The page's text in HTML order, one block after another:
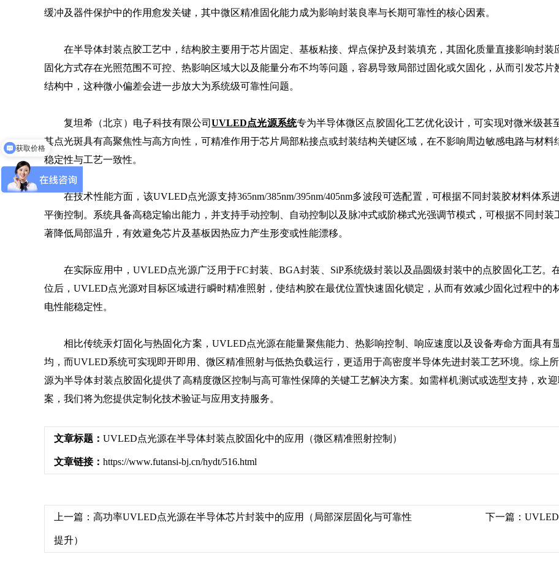
缓冲及器件保护中的作用愈发关键，其中微区精准固化能力成为影响封装良率与长期可靠性的核心因素。
在半导体封装点胶工艺中，结构胶主要用于芯片固定、基板粘接、焊点保护及封装填充，其固化质量直接影响封
固化方式存在光照范围不可控、热影响区域大以及能量分布不均等问题，容易导致局部过固化或欠固化，从而引发芯
结构中，这种微小偏差会进一步放大为系统级可靠性问题。
复坦希（北京）电子科技有限公司UVLED点光源系统专为半导体微区点胶固化工艺优化设计，可实现对微米级甚
其点光斑具有高聚焦性与高方向性，可精准作用于芯片局部粘接点或封装结构关键区域，在不影响周边敏感电路与材
稳定性与工艺一致性。
在技术性能方面，该UVLED点光源支持365nm/385nm/395nm/405nm多波段可选配置，可根据不同封装胶材料体
平衡控制。系统具备高稳定输出能力，并支持手动控制、自动控制以及脉冲式或阶梯式光强调节模式，可根据不同封
著降低局部温升，有效避免芯片及基板因热应力产生形变或性能漂移。
在实际应用中，UVLED点光源广泛用于FC封装、BGA封装、SiP系统级封装以及晶圆级封装中的点胶固化工艺。
位后，UVLED点光源对目标区域进行瞬时精准照射，使结构胶在最优位置快速固化锁定，从而有效减少固化过程中
电性能稳定性。
相比传统汞灯固化与热固化方案，UVLED点光源在能量聚焦能力、热影响控制、响应速度以及设备寿命方面具有
均，而UVLED系统可实现即开即用、微区精准照射与低热负载运行，更适用于高密度半导体先进封装工艺环境。综上
源为半导体封装点胶固化提供了高精度微区控制与高可靠性保障的关键工艺解决方案。如需样机测试或选型支持，欢
案，我们将为您提供定制化技术验证与应用支持服务。
文章标题： UVLED点光源在半导体封装点胶固化中的应用（微区精准照射控制）
文章链接： https://www.futansi-bj.cn/hydt/516.html
上一篇： 高功率UVLED点光源在半导体芯片封装中的应用（局部深层固化与可靠性
提升）
下一篇：
免费申请样机测试
获取价格